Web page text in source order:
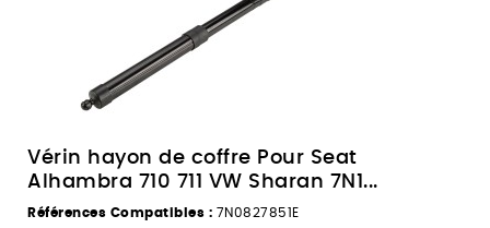
Vérin hayon de coffre Pour Seat
Alhambra 710 711 VW Sharan 7N1...
Références Compatibles : 7N0827851E